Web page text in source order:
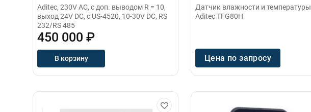
Aditec, 230V AC, с доп. выводом R = 10,
выход 24V DC, с US-4520, 10-30V DC, RS
232/RS 485
450 000 ₽
В корзину
Датчик влажности и температуры
Aditeс TFG80H
Цена по запросу